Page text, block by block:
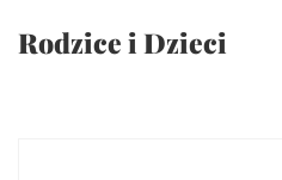
Rodzice i Dzieci